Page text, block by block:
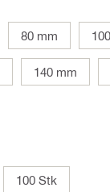
80 mm
140 mm
100 Stk